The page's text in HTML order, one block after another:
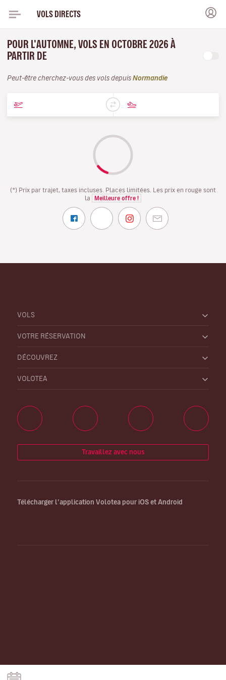
VOLS DIRECTS
POUR L'AUTOMNE, VOLS EN OCTOBRE 2026 À
PARTIR DE
Peut-être cherchez-vous des vols depuis Normandie
(*) Prix par trajet, taxes incluses. Places limitées. Les prix en rouge sont
la
Meilleure offre !
VOLS
VOTRE RÉSERVATION
DÉCOUVREZ
VOLOTEA
Travaillez avec nous
Télécharger l’application Volotea pour iOS et Android